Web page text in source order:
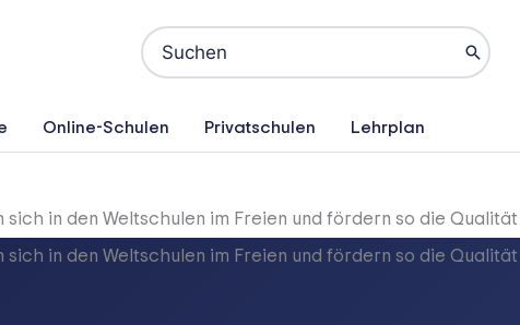
Search
for:
Online-Schulen Privatschulen Lehrplan